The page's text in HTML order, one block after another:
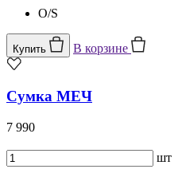
O/S
Купить В корзине
Сумка МЕЧ
7 990
шт